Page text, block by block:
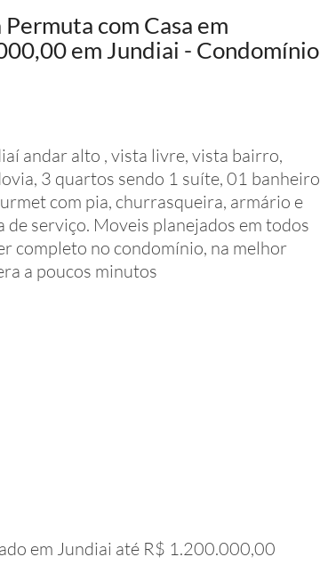
com Casa em
em Jundiai - Condomínio
andar alto , vista livre, vista bairro,
3 quartos sendo 1 suíte, 01 banheiro
com pia, churrasqueira, armário e
serviço. Moveis planejados em todos
completo no condomínio, na melhor
a poucos minutos
em Jundiai até R$ 1.200.000,00